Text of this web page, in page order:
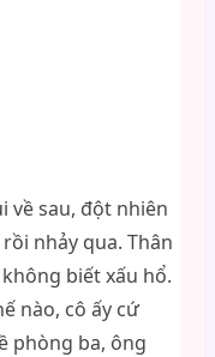
về sau, đột nhiên
nhảy qua. Thân
biết xấu hổ.
nào, cô ấy cứ
phòng ba, ông